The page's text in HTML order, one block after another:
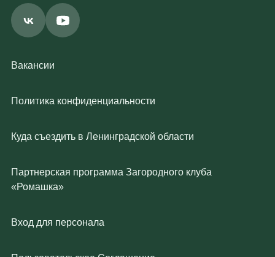
Вакансии
Политика конфиденциальности
Куда съездить в Ленинградской области
Партнерская программа Загородного клуба
«Ромашка»
Вход для персонала